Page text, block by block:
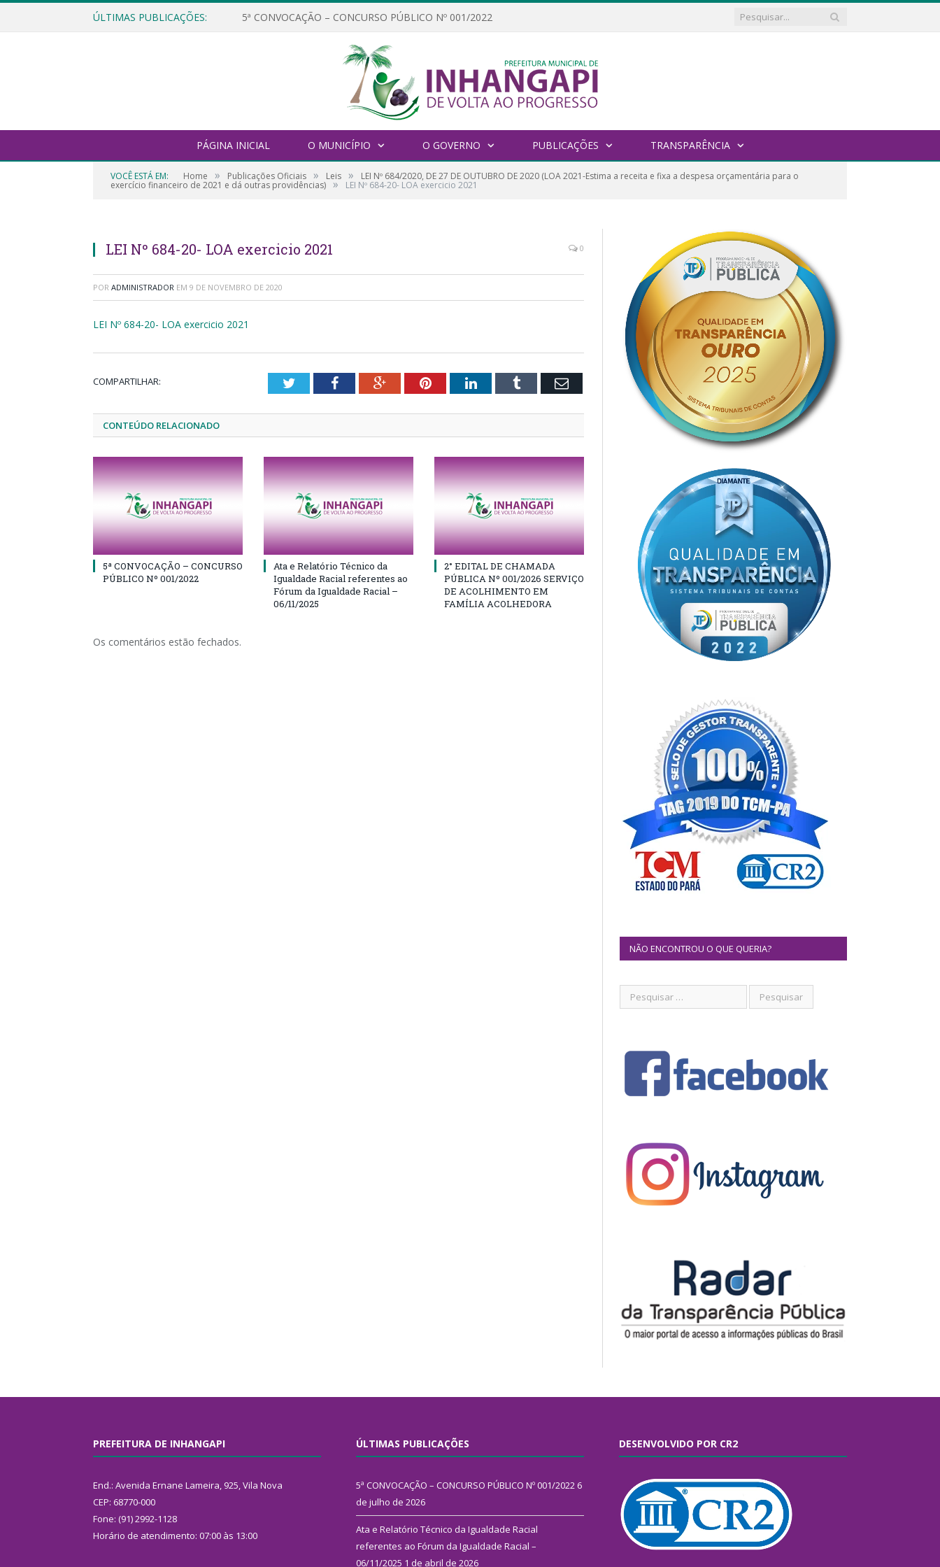
ÚLTIMAS PUBLICAÇÕES: 5ª CONVOCAÇÃO – CONCURSO PÚBLICO Nº 001/2022
PÁGINA INICIAL O MUNICÍPIO O GOVERNO PUBLICAÇÕES TRANSPARÊNCIA
VOCÊ ESTÁ EM: Home » Publicações Oficiais » Leis » LEI Nº 684/2020, DE 27 DE OUTUBRO DE 2020 (LOA 2021-Estima a receita e fixa a despesa orçamentária para o
exercício financeiro de 2021 e dá outras providências) » LEI Nº 684-20- LOA exercicio 2021
LEI Nº 684-20- LOA exercicio 2021 0
POR ADMINISTRADOR EM 9 DE NOVEMBRO DE 2020
LEI Nº 684-20- LOA exercicio 2021
COMPARTILHAR: TwitterFacebookGoogle+PinterestLinkedInTumblr Email
CONTEÚDO RELACIONADO
5ª CONVOCAÇÃO – CONCURSO
PÚBLICO Nº 001/2022
Ata e Relatório Técnico da
Igualdade Racial referentes ao
Fórum da Igualdade Racial –
06/11/2025
2° EDITAL DE CHAMADA
PÚBLICA Nº 001/2026 SERVIÇO
DE ACOLHIMENTO EM
FAMÍLIA ACOLHEDORA
Os comentários estão fechados.
NÃO ENCONTROU O QUE QUERIA?
PREFEITURA DE INHANGAPI
End.: Avenida Ernane Lameira, 925, Vila Nova
CEP: 68770-000
Fone: (91) 2992-1128
Horário de atendimento: 07:00 às 13:00
ÚLTIMAS PUBLICAÇÕES
5ª CONVOCAÇÃO – CONCURSO PÚBLICO Nº 001/2022 6
de julho de 2026
Ata e Relatório Técnico da Igualdade Racial
referentes ao Fórum da Igualdade Racial –
06/11/2025 1 de abril de 2026
DESENVOLVIDO POR CR2